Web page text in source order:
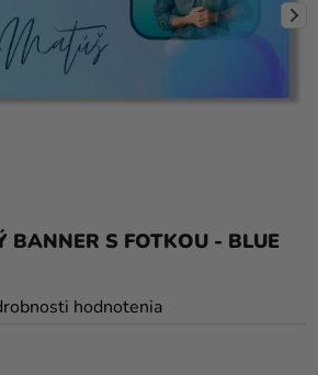
BANNER S FOTKOU - BLUE
hodnotenia